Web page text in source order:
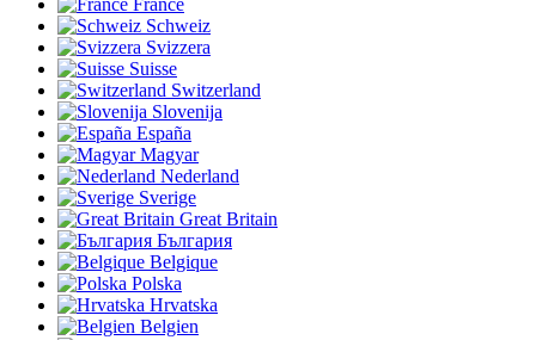
France
Schweiz
Svizzera
Suisse
Switzerland
Slovenija
España
Magyar
Nederland
Sverige
Great Britain
България
Belgique
Polska
Hrvatska
Belgien